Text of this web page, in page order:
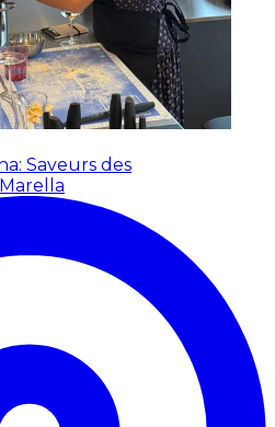
Saveurs des